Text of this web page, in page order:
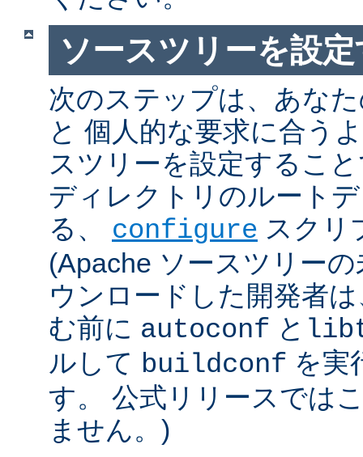
ソースツリーを設
次のステップは、あな
と 個人的な要求に合う
スツリーを設定するこ
ディレクトリのルート
る、 configure スクリ
(Apache ソースツリー
ウンロードした開発者
む前に autoconf と
ルして buildconf を実
す。 公式リリースでは
ません。)